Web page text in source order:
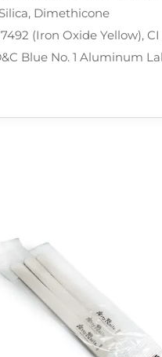
Dimethicone
(Iron Oxide Yellow),
Blue No. 1 Aluminum